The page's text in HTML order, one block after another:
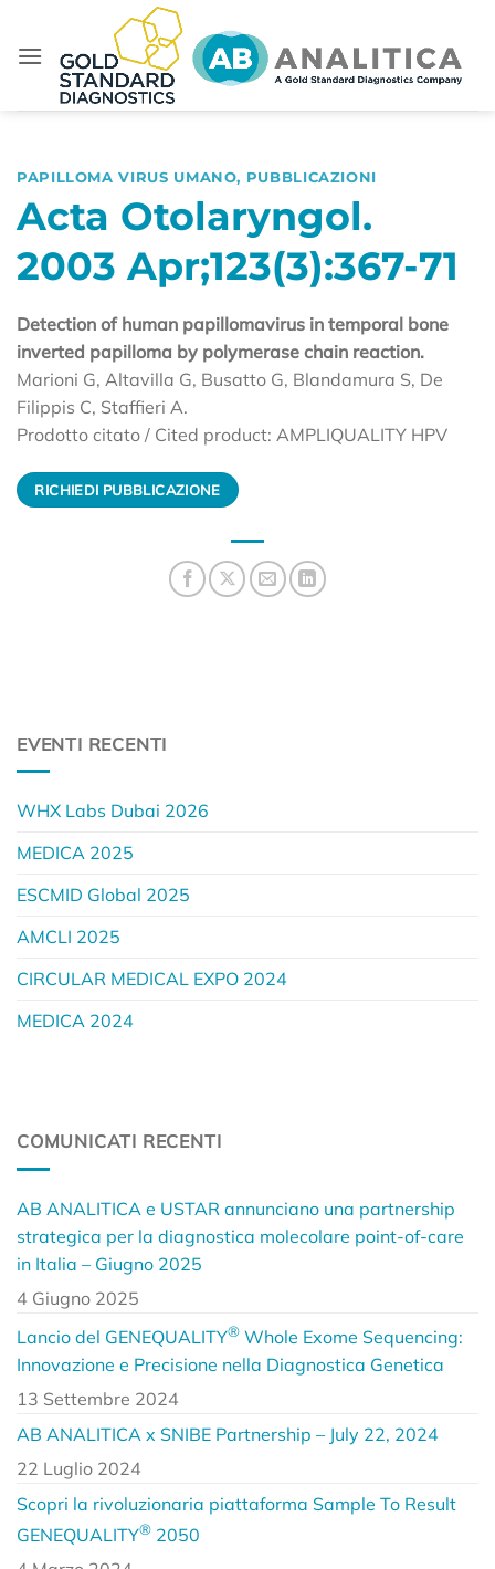
contenuti
PAPILLOMA VIRUS UMANO, PUBBLICAZIONI
Acta Otolaryngol.
2003 Apr;123(3):367-71
Detection of human papillomavirus in temporal bone
inverted papilloma by polymerase chain reaction.
Marioni G, Altavilla G, Busatto G, Blandamura S, De
Filippis C, Staffieri A.
Prodotto citato / Cited product: AMPLIQUALITY HPV
RICHIEDI PUBBLICAZIONE
EVENTI RECENTI
WHX Labs Dubai 2026
MEDICA 2025
ESCMID Global 2025
AMCLI 2025
CIRCULAR MEDICAL EXPO 2024
MEDICA 2024
COMUNICATI RECENTI
AB ANALITICA e USTAR annunciano una partnership
strategica per la diagnostica molecolare point-of-care
in Italia – Giugno 2025
4 Giugno 2025
Lancio del GENEQUALITY® Whole Exome Sequencing:
Innovazione e Precisione nella Diagnostica Genetica
13 Settembre 2024
AB ANALITICA x SNIBE Partnership – July 22, 2024
22 Luglio 2024
Scopri la rivoluzionaria piattaforma Sample To Result
GENEQUALITY® 2050